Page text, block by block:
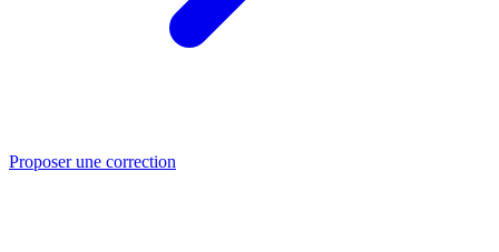
Proposer une correction